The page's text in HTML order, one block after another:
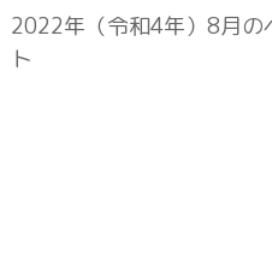
2022年（令和4年）8月
ト